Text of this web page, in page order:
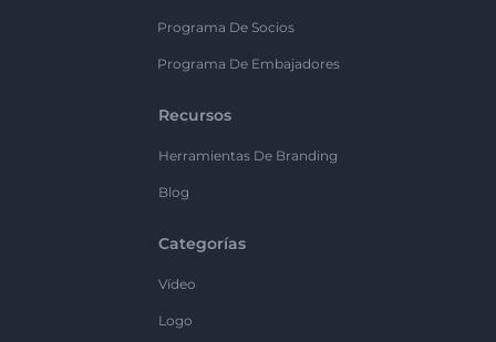
Programa De Socios
Programa De Embajadores
Recursos
Herramientas De Branding
Blog
Categorías
Vídeo
Logo